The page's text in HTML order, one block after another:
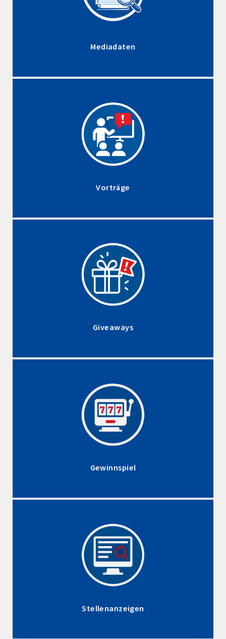
Mediadaten
Vorträge
Giveaways
Gewinnspiel
Stellenanzeigen